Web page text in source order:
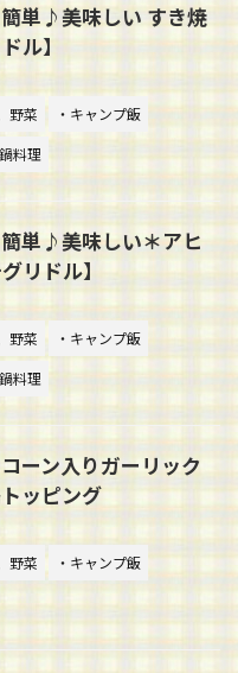
簡単♪美味しい すき焼
ル】
野菜
・キャンプ飯
料理
簡単♪美味しい＊アヒ
リドル】
野菜
・キャンプ飯
料理
コーン入りガーリック
ッピング
野菜
・キャンプ飯